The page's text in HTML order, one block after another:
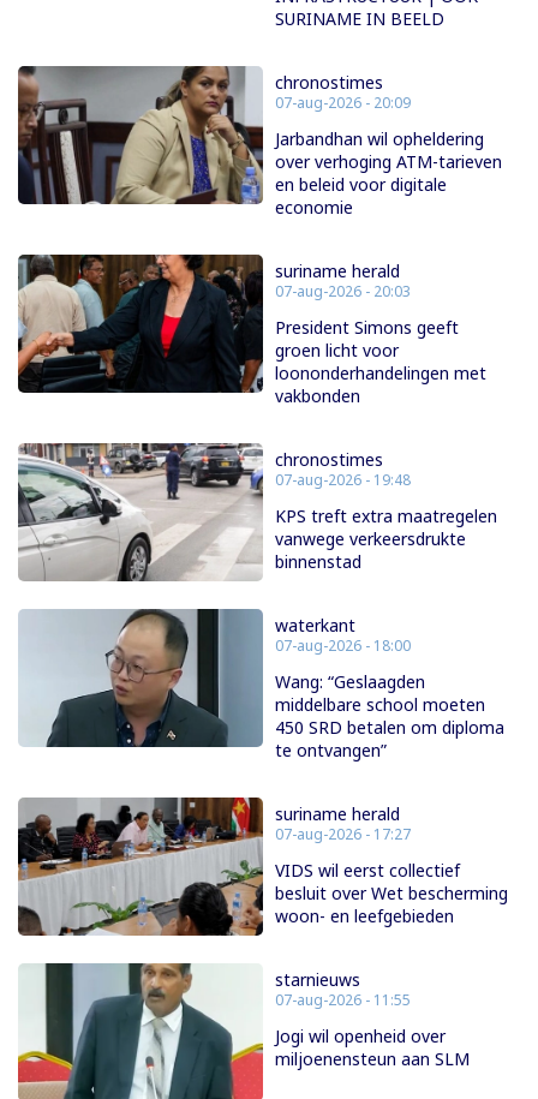
SURINAME IN BEELD
chronostimes
07-aug-2026 - 20:09
Jarbandhan wil opheldering
over verhoging ATM-tarieven
en beleid voor digitale
economie
suriname herald
07-aug-2026 - 20:03
President Simons geeft
groen licht voor
loononderhandelingen met
vakbonden
chronostimes
07-aug-2026 - 19:48
KPS treft extra maatregelen
vanwege verkeersdrukte
binnenstad
waterkant
07-aug-2026 - 18:00
Wang: “Geslaagden
middelbare school moeten
450 SRD betalen om diploma
te ontvangen”
suriname herald
07-aug-2026 - 17:27
VIDS wil eerst collectief
besluit over Wet bescherming
woon- en leefgebieden
starnieuws
07-aug-2026 - 11:55
Jogi wil openheid over
miljoenensteun aan SLM